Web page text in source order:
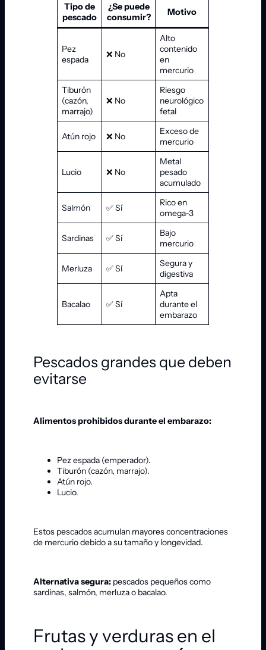
Tipo de
pescado
¿Se puede
consumir?
Motivo
Pez
espada
❌ No
Alto
contenido
en
mercurio
Tiburón
(cazón,
marrajo)
❌ No
Riesgo
neurológico
fetal
Atún rojo ❌ No
Exceso de
mercurio
Lucio ❌ No
Metal
pesado
acumulado
Salmón ✅ Sí
Rico en
omega-3
Sardinas ✅ Sí
Bajo
mercurio
Merluza ✅ Sí
Segura y
digestiva
Bacalao ✅ Sí
Apta
durante el
embarazo
Pescados grandes que deben
evitarse
Alimentos prohibidos durante el embarazo:
Pez espada (emperador).
Tiburón (cazón, marrajo).
Atún rojo.
Lucio.
Estos pescados acumulan mayores concentraciones
de mercurio debido a su tamaño y longevidad.
Alternativa segura: pescados pequeños como
sardinas, salmón, merluza o bacalao.
Frutas y verduras en el